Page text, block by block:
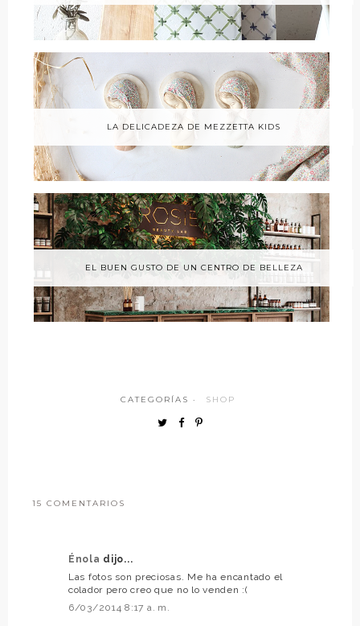
LA DELICADEZA DE MEZZETTA KIDS
EL BUEN GUSTO DE UN CENTRO DE BELLEZA
CATEGORÍAS · SHOP
15 COMENTARIOS
Énola dijo...
Las fotos son preciosas. Me ha encantado el
colador pero creo que no lo venden :(
6/03/2014 8:17 a. m.